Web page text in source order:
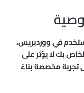
في ووردبريس،
بك لا يؤثر على
مخصصة بناءً